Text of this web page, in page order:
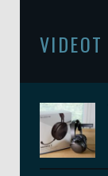
VIDEOT